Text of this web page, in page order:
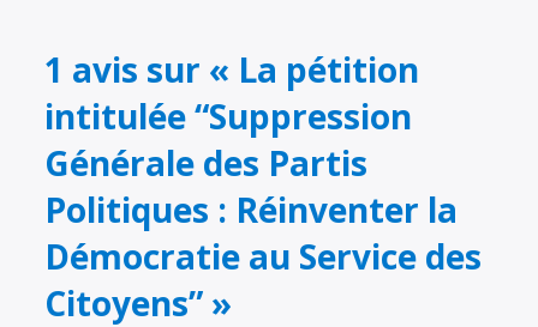
1 avis sur « La pétition
intitulée “Suppression
Générale des Partis
Politiques : Réinventer la
Démocratie au Service des
Citoyens” »